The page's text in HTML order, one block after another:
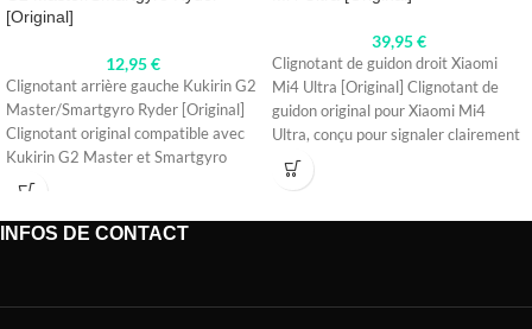
[Original]
12,95€
Clignotant arrière gauche Kukirin G2
Master/Smartgyro Ryder [Original]
Clignotant original compatible avec
Kukirin G2 Master et Smartgyro
Ryder. Design compact
39,95€
Clignotant de guidon droit Xiaomi
Mi4 Ultra [Original] Clignotant de
guidon original pour Xiaomi Mi4
Ultra, conçu pour signaler clairement
INFOS DE CONTACT